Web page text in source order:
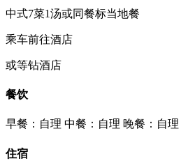
中式7菜1汤或同餐标当地餐
乘车前往酒店
或等钻酒店
餐饮
早餐：自理 中餐：自理 晚餐：自理
住宿